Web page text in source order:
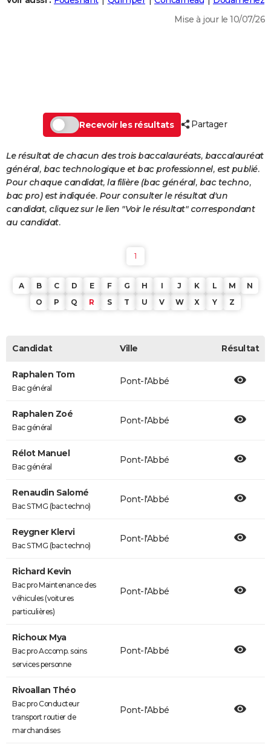
DICTIONNAIRE
Dictionnaire
Biographies
Expressions
Proverbes
PROGRAMME TV
COPAINS D'AVANT
S'inscrire
Se connecter
Lycées
Collèges
Primaires
Universités
Entreprises
Service militaire
Avis de recherche
AVIS DE DÉCÈS
FORUM
Mise à jour le 10/07/26
Recevoir les résultats Partager
Le résultat de chacun des trois baccalauréats, baccalauréat
général, bac technologique et bac professionnel, est publié.
Pour chaque candidat, la filière (bac général, bac techno,
bac pro) est indiquée. Pour consulter le résultat d'un
candidat, cliquez sur le lien "Voir le résultat" correspondant
au candidat.
1
A B C D E F G H I J K L M
N
O
P Q R S T U V W X Y Z
Candidat Ville Résultat
Raphalen Tom
Bac général
Pont-l'Abbé
Raphalen Zoé
Bac général
Pont-l'Abbé
Rélot Manuel
Bac général
Pont-l'Abbé
Renaudin Salomé
Bac STMG (bac techno)
Pont-l'Abbé
Reygner Klervi
Bac STMG (bac techno)
Pont-l'Abbé
Richard Kevin
Bac pro Maintenance des
véhicules (voitures
particulières)
Pont-l'Abbé
Richoux Mya
Bac pro Accomp. soins
services personne
Pont-l'Abbé
Rivoallan Théo
Bac pro Conducteur
transport routier de
marchandises
Pont-l'Abbé